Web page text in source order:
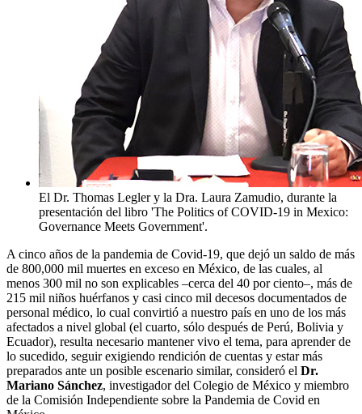
El Dr. Thomas Legler y la Dra. Laura Zamudio, durante la
presentación del libro 'The Politics of COVID-19 in Mexico:
Governance Meets Government'.
A cinco años de la pandemia de Covid-19, que dejó un saldo de más
de 800,000 mil muertes en exceso en México, de las cuales, al
menos 300 mil no son explicables –cerca del 40 por ciento–, más de
215 mil niños huérfanos y casi cinco mil decesos documentados de
personal médico, lo cual convirtió a nuestro país en uno de los más
afectados a nivel global (el cuarto, sólo después de Perú, Bolivia y
Ecuador), resulta necesario mantener vivo el tema, para aprender de
lo sucedido, seguir exigiendo rendición de cuentas y estar más
preparados ante un posible escenario similar, consideró el Dr.
Mariano Sánchez, investigador del Colegio de México y miembro
de la Comisión Independiente sobre la Pandemia de Covid en